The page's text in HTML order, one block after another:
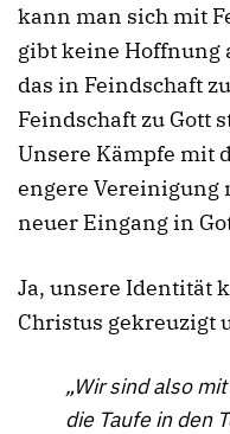
kann man sich mit
gibt keine Hoffnung
das in Feindschaft
Feindschaft zu Gott
Unsere Kämpfe mit
engere Vereinigung
neuer Eingang in
Ja, unsere Identität
Christus gekreuzigt
„Wir sind also
die Taufe in den